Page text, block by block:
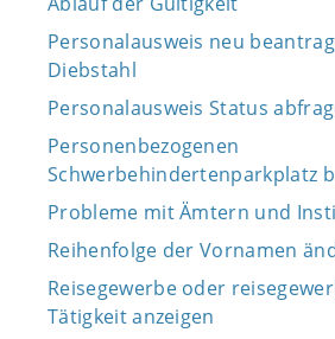
Personalausweis neu
Diebstahl
Personalausweis Status
Personenbezogenen
Schwerbehindertenparkplatz
Probleme mit Ämtern und
Reihenfolge der Vornamen
Reisegewerbe oder
Tätigkeit anzeigen